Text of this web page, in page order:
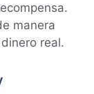
manera
real.